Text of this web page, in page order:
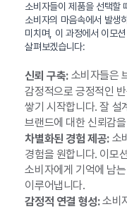
소비자들이 제품을 선택할
소비자의 마음속에서 발생
미치며, 이 과정에서 이모
살펴보겠습니다:
신뢰 구축:소비자들은
감정적으로 긍정적인
쌓기 시작합니다. 잘 설
브랜드에 대한 신뢰감
차별화된 경험 제공:소
경험을 원합니다. 이모
소비자에게 기억에 남
이루어냅니다.
감정적 연결 형성:소비